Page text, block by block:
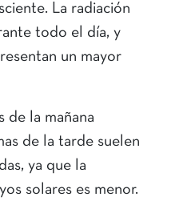
La radiación
todo el día, y
un mayor
de la mañana
de la tarde suelen
ya que la
solares es menor.